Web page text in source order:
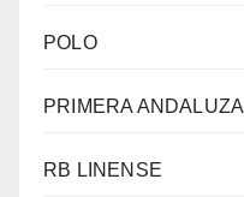
POLO
PRIMERA ANDALUZA
RB LINENSE